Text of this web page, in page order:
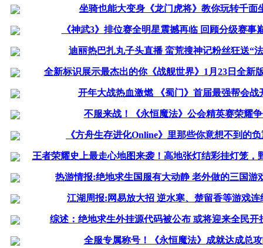
坐骑也能大变身《龙门虎将》教你玩转千面
《神武3》排位赛全明星震撼再临 回顾分级赛事
迪丽热巴扎丸子头直播 蛮荒搜神记粉丝狂送“
全新标识展示最杰出的你《战舰世界》1月23日全新
开年大战热血激燃 《蜀门》首届最强帮会战
不服来战！《永恒魔法》公会精英赛荣耀
《方舟生存进化Online》里那些你意想不到的
王者荣耀史上最走心地图来袭！高地张灯结彩挂灯笼，
热游情报:绝地求生国服有大动静 老外做的三国游
江湖周报:网易放大招 逆水寒、楚留香等游戏连
综述：绝地求生外挂源代码被公布 或将迎来全民开
全服专属称号！《永恒魔法》成就达成总